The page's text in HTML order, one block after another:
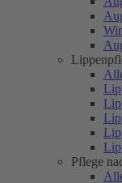
Pflege